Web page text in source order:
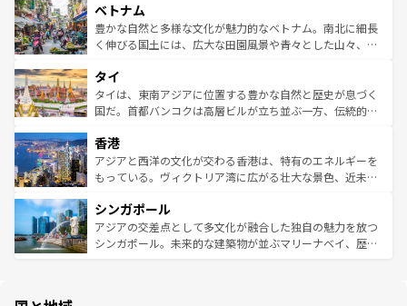
参照してほしい。
容にもいいと評判のスイーツなど、バラエティ豊かな料理
が味わえる。 なお、新着の台湾情報は コンテンツ一覧を参
照してほしい。
き、地方に足を延ばせば四季折々の自然美を楽しむことが
できる。そして、キムチや焼肉、絶品のストリートフード
まで、さまざまな韓国料理が待っている。夜には、韓国な
リティに包まれながら、韓国の多彩な魅力を心ゆくまで味
わってみてほしい。 なお、新着の韓国情報はコンテンツ一
覧を参照してほしい。
ベトナム
豊かな自然と多様な文化が魅力的なベトナム。南北に細長
く伸びる国土には、広大な田園風景や青々とした山々、世
急速な発展と共に伝統が息づく。ハノイの古い町並みやホ
ーチミン市のフランス統治時代の建物も、独特の雰囲気を
醸し出している。また、バラエティの豊かさとおいしさで
とつ。フォーやバインミー、ベトナムコーヒーなどは、ぜ
ひ現地で味わいたい。どの地域を訪れてもあたたかい人々
が旅行者を迎えてくれるので、きっと忘れられない旅にな
参照してほしい。
タイ
タイは、東南アジアに位置する豊かな自然と歴史が息づく
国だ。首都バンコクは高層ビルが立ち並ぶ一方、伝統的な
の活気が交差している。北部ではチェンマイなどの山岳地
帯で自然と触れ合い、南部ではプーケットやクラビの美し
いビーチでリゾート気分を楽しむことができる。タイ料理
激する。気候は一年中温暖で、どの季節にも異なる楽しみ
が待っている。親しみやすいタイの人々、仏教を中心とし
た文化、そして多様な観光資源が、訪れる旅人を魅了し続
香港
アジアと西洋の文化が交わる香港は、特有のエネルギーを
もっている。ヴィクトリア湾に広がる壮大な景色、近未来
み、どこを訪れても感動するはず。観光スポットが密集し
ており、効率よく見どころを回れるのも魅力。息をのむよ
うな絶景から文化的な体験まで、香港を存分に楽しみ尽く
シンガポール
アジアの交差点として多文化が融合した独自の魅力を放つ
シンガポール。未来的な建築物が並ぶマリーナベイ、歴史